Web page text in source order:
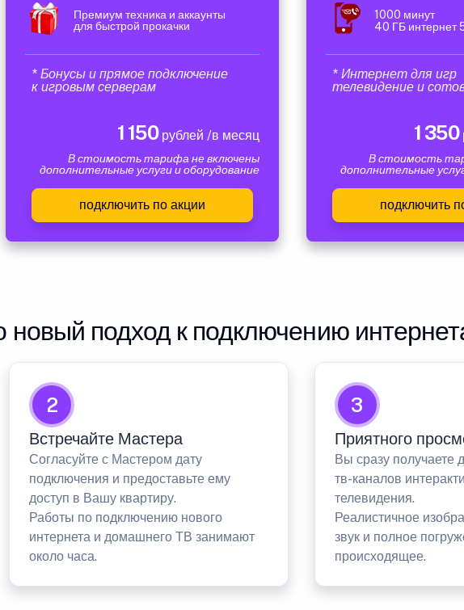
Премиум техника и аккаунты
для быстрой прокачки
* Бонусы и прямое подключение
к игровым серверам
1 150рублей /в месяц
В стоимость тарифа не включены
дополнительные услуги и оборудование
подключить по акции
1000 минут
40 ГБ
* Интернет для игр
телевидение и
1 350
В стоимость
дополнительные
подключить
новый подход к подключению
2
Встречайте Мастера
Согласуйте с Мастером дату
подключения и предоставьте ему
доступ в Вашу квартиру.
Работы по подключению нового
интернета и домашнего ТВ занимают
около часа.
3
Приятного
Вы сразу получаете
тв-каналов
телевидения.
Реалистичное
звук и полное
происходящее.